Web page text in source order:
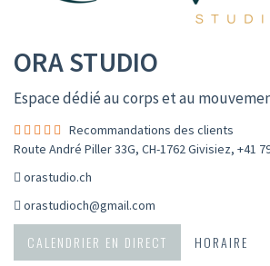
ORA STUDIO
Espace dédié au corps et au
Recommandations des clients
Route André Piller 33G, CH-1762 Givisiez, +41
orastudio.ch
orastudioch@gmail.com
CALENDRIER EN DIRECT HORAIRE